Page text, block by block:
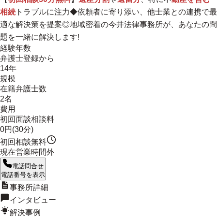
相続 トラブルに注力◆依頼者に寄り添い、他士業との連携で最
適な解決策を提案◎地域密着の今井法律事務所が、あなたの問
題を一緒に解決します!
経験年数
弁護士登録から
14年
規模
在籍弁護士数
2名
費用
初回面談相談料
0円(30分)
初回相談無料
現在営業時間外
電話問合せ
電話番号を表示
事務所詳細
インタビュー
解決事例